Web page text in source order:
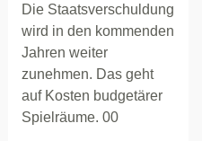
Die Staatsverschuldung
wird in den kommenden
Jahren weiter
zunehmen. Das geht
auf Kosten budgetärer
Spielräume. 00